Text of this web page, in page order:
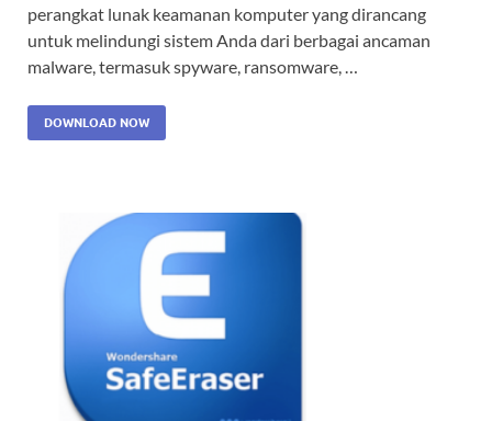
perangkat lunak keamanan komputer yang dirancang
untuk melindungi sistem Anda dari berbagai ancaman
malware, termasuk spyware, ransomware, …
DOWNLOAD NOW